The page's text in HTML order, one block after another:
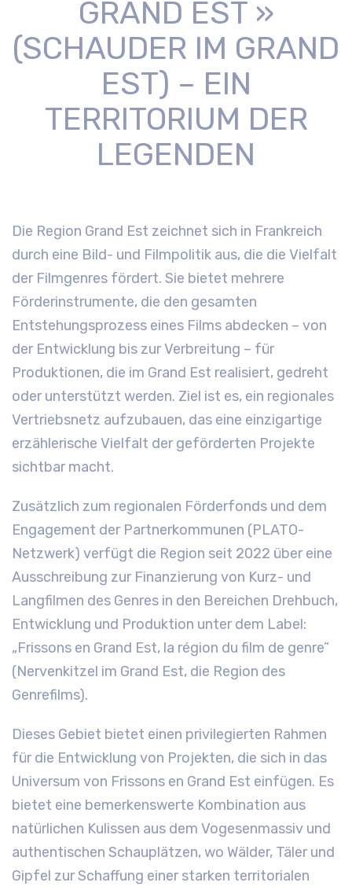
GRAND EST »
(SCHAUDER IM GRAND
EST) – EIN
TERRITORIUM DER
LEGENDEN
Die Region Grand Est zeichnet sich in Frankreich
durch eine Bild- und Filmpolitik aus, die die Vielfalt
der Filmgenres fördert. Sie bietet mehrere
Förderinstrumente, die den gesamten
Entstehungsprozess eines Films abdecken – von
der Entwicklung bis zur Verbreitung – für
Produktionen, die im Grand Est realisiert, gedreht
oder unterstützt werden. Ziel ist es, ein regionales
Vertriebsnetz aufzubauen, das eine einzigartige
erzählerische Vielfalt der geförderten Projekte
sichtbar macht.
Zusätzlich zum regionalen Förderfonds und dem
Engagement der Partnerkommunen (PLATO-
Netzwerk) verfügt die Region seit 2022 über eine
Ausschreibung zur Finanzierung von Kurz- und
Langfilmen des Genres in den Bereichen Drehbuch,
Entwicklung und Produktion unter dem Label:
„Frissons en Grand Est, la région du film de genre”
(Nervenkitzel im Grand Est, die Region des
Genrefilms).
Dieses Gebiet bietet einen privilegierten Rahmen
für die Entwicklung von Projekten, die sich in das
Universum von Frissons en Grand Est einfügen. Es
bietet eine bemerkenswerte Kombination aus
natürlichen Kulissen aus dem Vogesenmassiv und
authentischen Schauplätzen, wo Wälder, Täler und
Gipfel zur Schaffung einer starken territorialen